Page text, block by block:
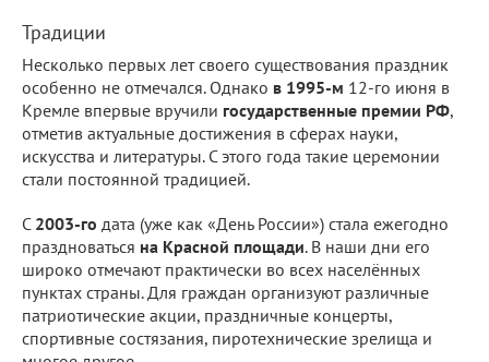
Традиции
Несколько первых лет своего существования праздник
особенно не отмечался. Однако в 1995-м 12-го июня в
Кремле впервые вручили государственные премии РФ,
отметив актуальные достижения в сферах науки,
искусства и литературы. С этого года такие церемонии
стали постоянной традицией.
С 2003-го дата (уже как «День России») стала ежегодно
праздноваться на Красной площади. В наши дни его
широко отмечают практически во всех населённых
пунктах страны. Для граждан организуют различные
патриотические акции, праздничные концерты,
спортивные состязания, пиротехнические зрелища и